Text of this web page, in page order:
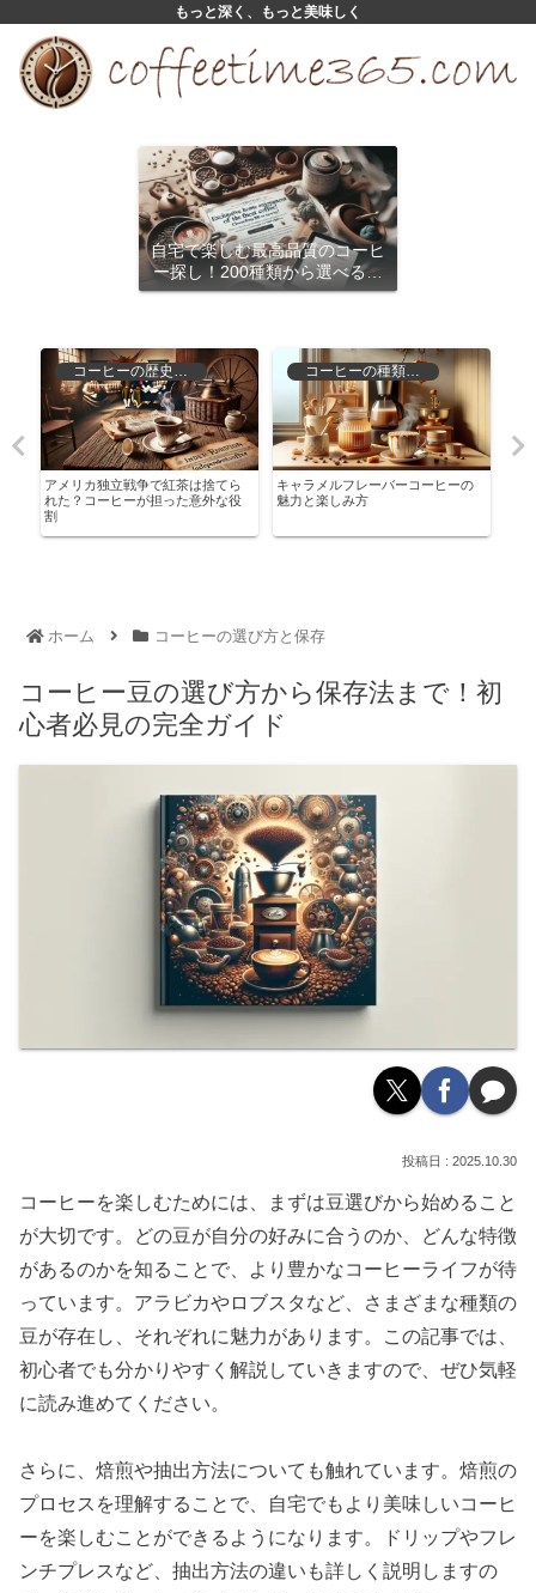
もっと深く、もっと美味しく
自宅で楽しむ最高品質のコーヒ
ー探し！200種類から選べるサ
ブスクリプション
アメリカ独立戦争で紅茶は捨てら
れた？コーヒーが担った意外な役
割
キャラメルフレーバーコーヒーの
魅力と楽しみ方
ホーム コーヒーの選び方と保存
コーヒー豆の選び方から保存法まで！初
心者必見の完全ガイド
2025.10.30
コーヒーを楽しむためには、まずは豆選びから始めること
が大切です。どの豆が自分の好みに合うのか、どんな特徴
があるのかを知ることで、より豊かなコーヒーライフが待
っています。アラビカやロブスタなど、さまざまな種類の
豆が存在し、それぞれに魅力があります。この記事では、
初心者でも分かりやすく解説していきますので、ぜひ気軽
に読み進めてください。
さらに、焙煎や抽出方法についても触れています。焙煎の
プロセスを理解することで、自宅でもより美味しいコーヒ
ーを楽しむことができるようになります。ドリップやフレ
ンチプレスなど、抽出方法の違いも詳しく説明しますの